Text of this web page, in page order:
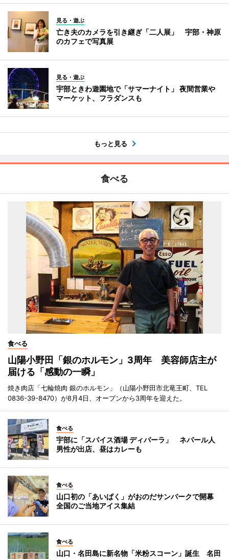
見る・遊ぶ
亡き夫のカメラを引き継ぎ「二人展」 宇部・神原
のカフェで写真展
見る・遊ぶ
宇部ときわ遊園地で「サマーナイト」 夜間営業や
マーケット、フラダンスも
もっと見る
食べる
食べる
山陽小野田「銀のホルモン」3周年 美容師店主が
届ける「感動の一瞬」
焼き肉店「七輪焼肉 銀のホルモン」（山陽小野田市北竜王町、TEL
0836-39-8470）が8月4日、オープンから3周年を迎えた。
食べる
宇部に「スパイス酒場 ディパーラ」 ネパール人
男性が出店、昼はカレーも
食べる
山口初の「あいぱく」がおのだサンパークで開幕
全国のご当地アイス集結
食べる
山口・名田島に新名物「米粉スコーン」誕生 名田